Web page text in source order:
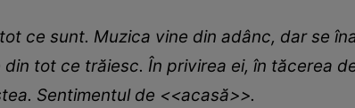
ce sunt. Muzica vine din adânc, dar se
tot ce trăiesc. În privirea ei, în tăcerea
Sentimentul de <<acasă>>.